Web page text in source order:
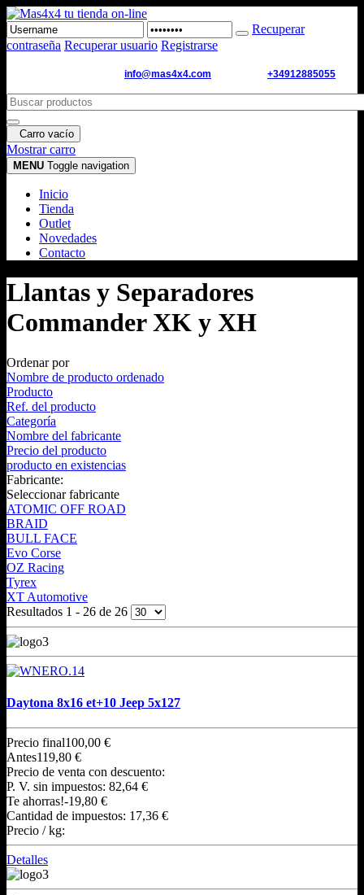
Recuperar
contraseña Recuperar usuario Registrarse
info@mas4x4.com +34912885055
Carro vacío
Mostrar carro
MENU Toggle navigation
Inicio
Tienda
Outlet
Novedades
Contacto
Llantas y Separadores
Commander XK y XH
Ordenar por
Nombre de producto ordenado
Producto
Ref. del producto
Categoría
Nombre del fabricante
Precio del producto
producto en existencias
Fabricante:
Seleccionar fabricante
ATOMIC OFF ROAD
BRAID
BULL FACE
Evo Corse
OZ Racing
Tyrex
XT Automotive
Resultados 1 - 26 de 26
Daytona 8x16 et+10 Jeep 5x127
Precio final100,00 €
Antes119,80 €
Precio de venta con descuento:
P. V. sin impuestos: 82,64 €
Te ahorras!-19,80 €
Cantidad de impuestos: 17,36 €
Precio / kg:
Detalles